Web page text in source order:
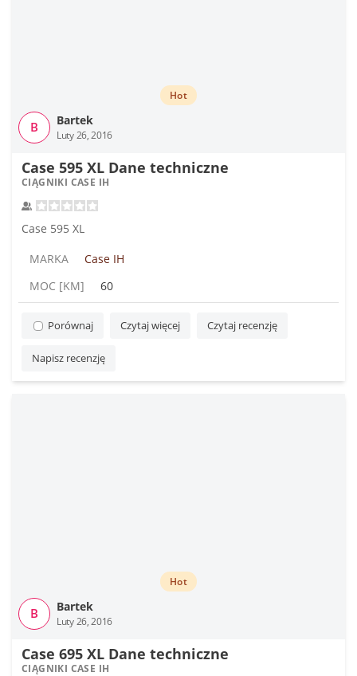
B Bartek
Luty 26, 2016
Hot
Case 595 XL Dane techniczne
CIĄGNIKI CASE IH
Case 595 XL
MARKA
Case IH
MOC [KM]
60
Porównaj Czytaj więcej Czytaj recenzję
Napisz recenzję
B Bartek
Luty 26, 2016
Hot
Case 695 XL Dane techniczne
CIĄGNIKI CASE IH